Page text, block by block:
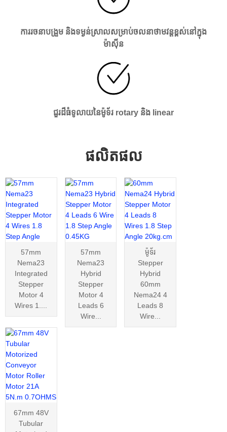
ការរចនាបង្រួម និងទម្ងន់ស្រាលសម្រាប់ចលនាថាមវន្តខ្ពស់នៅក្នុង
ម៉ាស៊ីន
ជួរដ៏ធំទូលាយនៃម៉ូទ័រ rotary និង linear
ផលិតផល
57mm
Nema23
Integrated
Stepper
Motor 4
Wires 1....
57mm
Nema23
Hybrid
Stepper
Motor 4
Leads 6
Wire...
ម៉ូទ័រ
Stepper
Hybrid
60mm
Nema24 4
Leads 8
Wire...
67mm 48V
Tubular